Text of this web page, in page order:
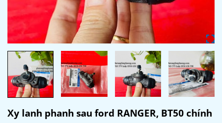
Xy lanh phanh sau ford RANGER, BT50 chính